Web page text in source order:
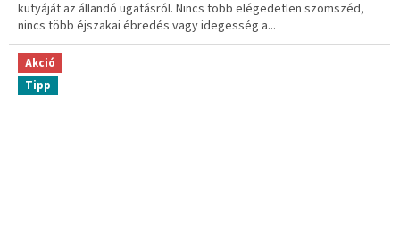
kutyáját az állandó ugatásról. Nincs több elégedetlen szomszéd,
nincs több éjszakai ébredés vagy idegesség a...
Akció
Tipp